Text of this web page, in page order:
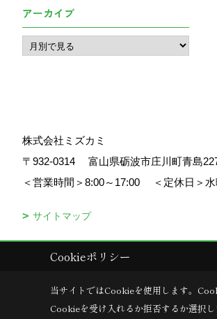
アーカイブ
株式会社ミズカミ
〒932-0314
富山県砺波市庄川町青島
＜営業時間＞8:00～17:00
＜定休日＞
サイトマップ
Copyright (c) mizukami. All Rights Reserved.
Cookieポリシー
当サイトではCookieを使用します。
Cookieを受け入れるか拒否するか選択し